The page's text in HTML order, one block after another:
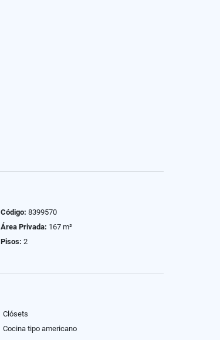
Código: 8399570
Área Privada: 167 m²
Pisos: 2
Clósets
Cocina tipo americano